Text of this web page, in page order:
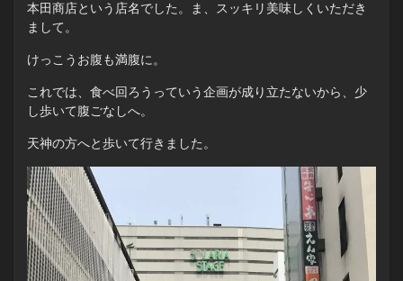
本田商店という店名でした。ま、スッキリ美味しくいただき
まして。
けっこうお腹も満腹に。
これでは、食べ回ろうっていう企画が成り立たないから、少
し歩いて腹ごなしへ。
天神の方へと歩いて行きました。